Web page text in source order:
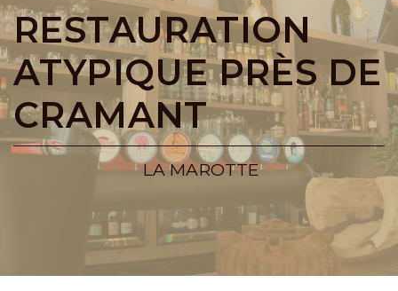
RESTAURATION
ATYPIQUE PRÈS DE
CRAMANT
LA MAROTTE